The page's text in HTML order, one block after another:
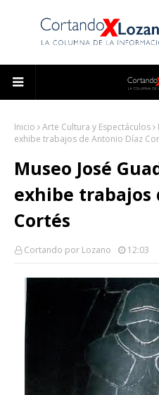
Inicio Arte Cultura y Espectáculos
exhibe trabajos de Antonio Díaz
Museo José
exhibe trabajos
Cortés
Cortando por Lozano 12:03